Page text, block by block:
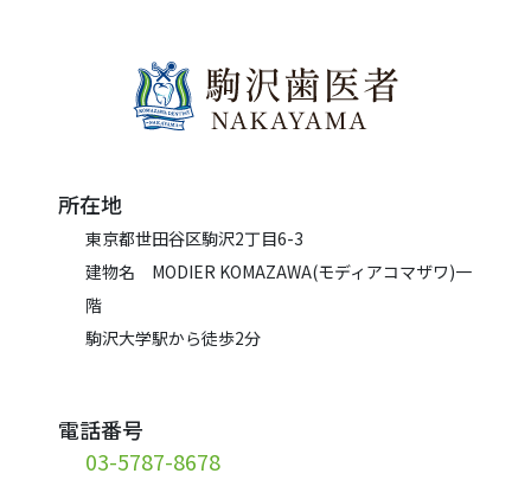
所在地
東京都世田谷区駒沢2丁目6-3
建物名 MODIER KOMAZAWA(モディアコマザワ)一
階
駒沢大学駅から徒歩2分
電話番号
03-5787-8678